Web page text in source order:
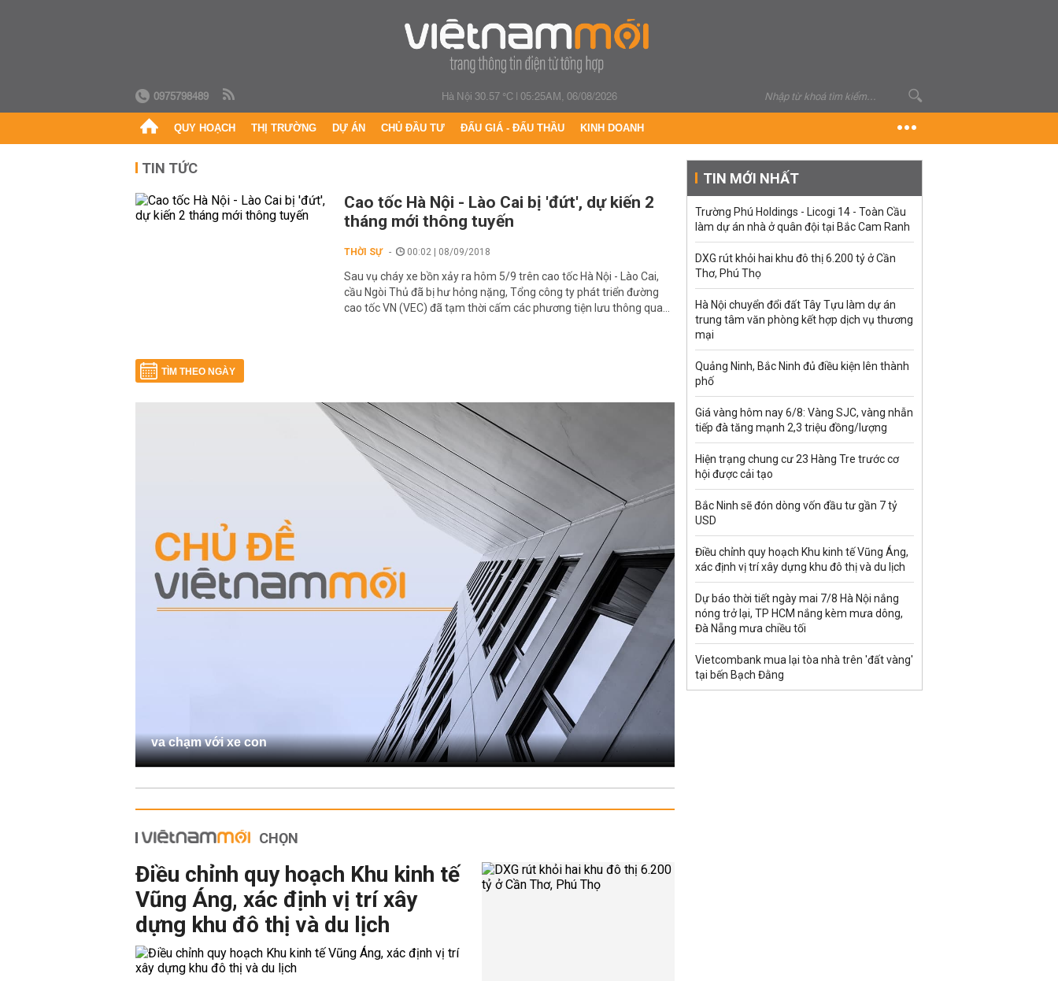
0975798489 Hà Nội 30.57 °C|05:25AM, 06/08/2026
QUY HOẠCH THỊ TRƯỜNG DỰ ÁN CHỦ ĐẦU TƯ ĐẤU GIÁ - ĐẤU THẦU KINH DOANH
TIN TỨC
Cao tốc Hà Nội - Lào Cai bị 'đứt', dự kiến 2
tháng mới thông tuyến
THỜI SỰ 00:02 | 08/09/2018
Sau vụ cháy xe bồn xảy ra hôm 5/9 trên cao tốc Hà Nội - Lào Cai,
cầu Ngòi Thủ đã bị hư hỏng nặng, Tổng công ty phát triển đường
cao tốc VN (VEC) đã tạm thời cấm các phương tiện lưu thông qua...
TÌM THEO NGÀY
va chạm với xe con
CHỌN
Điều chỉnh quy hoạch Khu kinh tế
Vũng Áng, xác định vị trí xây
dựng khu đô thị và du lịch
TIN MỚI NHẤT
Trường Phú Holdings - Licogi 14 - Toàn Cầu
làm dự án nhà ở quân đội tại Bắc Cam Ranh
DXG rút khỏi hai khu đô thị 6.200 tỷ ở Cần
Thơ, Phú Thọ
Hà Nội chuyển đổi đất Tây Tựu làm dự án
trung tâm văn phòng kết hợp dịch vụ thương
mại
Quảng Ninh, Bắc Ninh đủ điều kiện lên thành
phố
Giá vàng hôm nay 6/8: Vàng SJC, vàng nhẫn
tiếp đà tăng mạnh 2,3 triệu đồng/lượng
Hiện trạng chung cư 23 Hàng Tre trước cơ
hội được cải tạo
Bắc Ninh sẽ đón dòng vốn đầu tư gần 7 tỷ
USD
Điều chỉnh quy hoạch Khu kinh tế Vũng Áng,
xác định vị trí xây dựng khu đô thị và du lịch
Dự báo thời tiết ngày mai 7/8 Hà Nội nắng
nóng trở lại, TP HCM nắng kèm mưa dông,
Đà Nẵng mưa chiều tối
Vietcombank mua lại tòa nhà trên 'đất vàng'
tại bến Bạch Đằng